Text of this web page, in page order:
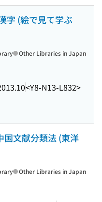
字 (絵で見て学ぶ
<Y8-N13-L832>
Other Libraries in Japan
国文献分類法 (東洋
Other Libraries in Japan